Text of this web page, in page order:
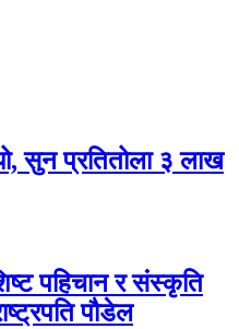
सुन प्रतितोला ३ लाख
पहिचान र संस्कृति
पौडेल